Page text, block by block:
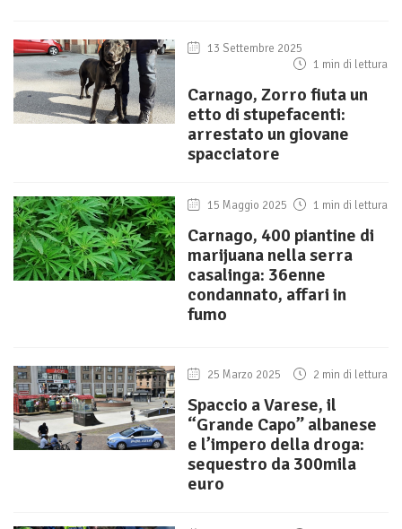
13 Settembre 2025
1 min di lettura
Carnago, Zorro fiuta un
etto di stupefacenti:
arrestato un giovane
spacciatore
15 Maggio 2025 1 min di lettura
Carnago, 400 piantine di
marijuana nella serra
casalinga: 36enne
condannato, affari in
fumo
25 Marzo 2025 2 min di lettura
Spaccio a Varese, il
“Grande Capo” albanese
e l’impero della droga:
sequestro da 300mila
euro